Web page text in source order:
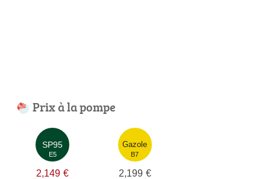
Prix à la pompe
SP95
E5
2,149 €
Gazole
B7
2,199 €